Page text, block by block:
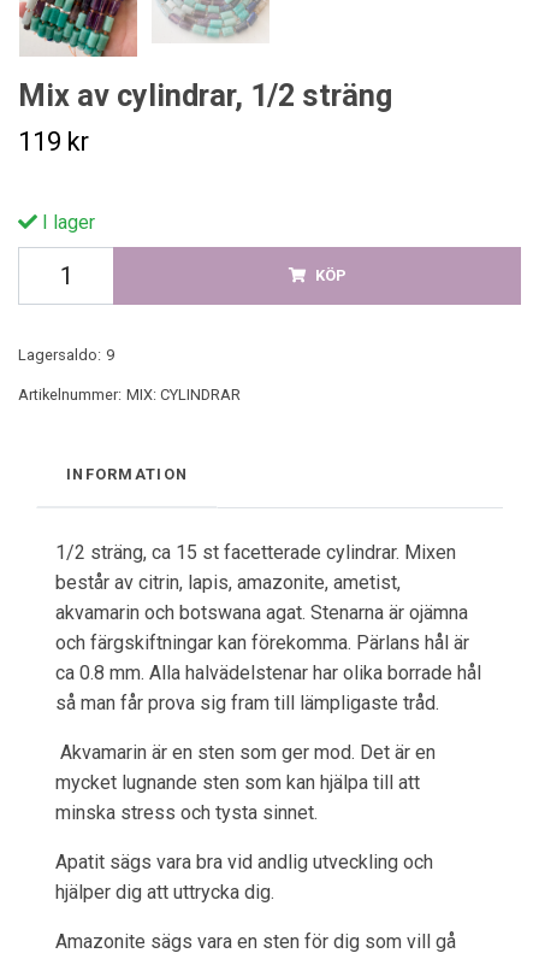
Mix av cylindrar, 1/2 sträng
119 kr
I lager
KÖP
Lagersaldo: 9
Artikelnummer: MIX: CYLINDRAR
INFORMATION
1/2 sträng, ca 15 st facetterade cylindrar. Mixen
består av citrin, lapis, amazonite, ametist,
akvamarin och botswana agat. Stenarna är ojämna
och färgskiftningar kan förekomma. Pärlans hål är
ca 0.8 mm. Alla halvädelstenar har olika borrade hål
så man får prova sig fram till lämpligaste tråd.
Akvamarin är en sten som ger mod. Det är en
mycket lugnande sten som kan hjälpa till att
minska stress och tysta sinnet.
Apatit sägs vara bra vid andlig utveckling och
hjälper dig att uttrycka dig.
Amazonite sägs vara en sten för dig som vill gå